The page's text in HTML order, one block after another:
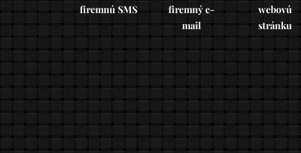
firemnú SMS
firemný e-
mail
webovú
stránku